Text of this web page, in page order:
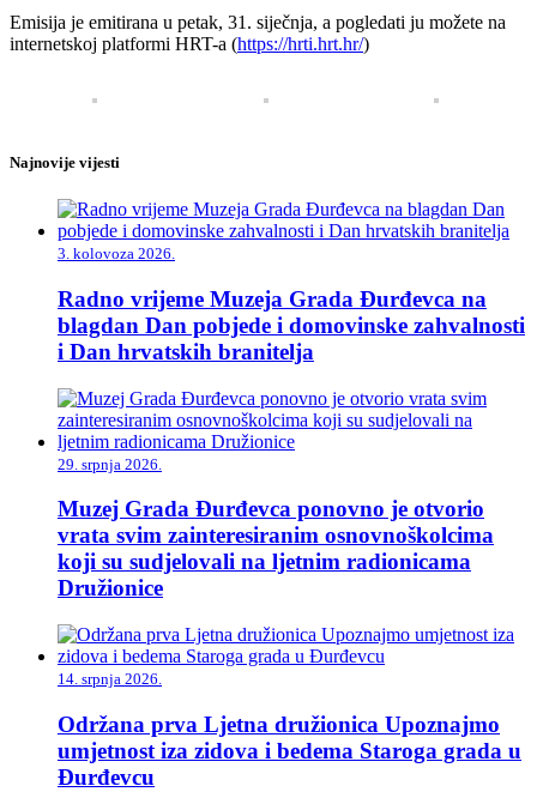
Emisija je emitirana u petak, 31. siječnja, a pogledati ju možete na
internetskoj platformi HRT-a (https://hrti.hrt.hr/)
Najnovije vijesti
3. kolovoza 2026.
Radno vrijeme Muzeja Grada Đurđevca na
blagdan Dan pobjede i domovinske zahvalnosti
i Dan hrvatskih branitelja
29. srpnja 2026.
Muzej Grada Đurđevca ponovno je otvorio
vrata svim zainteresiranim osnovnoškolcima
koji su sudjelovali na ljetnim radionicama
Družionice
14. srpnja 2026.
Održana prva Ljetna družionica Upoznajmo
umjetnost iza zidova i bedema Staroga grada u
Đurđevcu